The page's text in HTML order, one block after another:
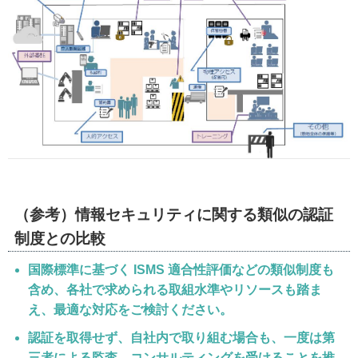
（参考）情報セキュリティに関する類似の認証
制度との比較
国際標準に基づく ISMS 適合性評価などの類似制度も
含め、各社で求められる取組水準やリソースも踏ま
え、最適な対応をご検討ください。
認証を取得せず、自社内で取り組む場合も、一度は第